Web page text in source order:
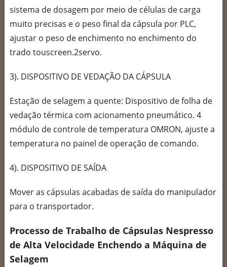
sistema de dosagem por meio de células de carga
muito precisas e o peso final da cápsula por PLC,
ajustar o peso de enchimento no enchimento do
trado touscreen.2servo.
3). DISPOSITIVO DE VEDAÇÃO DA CÁPSULA
Estação de selagem a quente: Dispositivo de folha de
vedação térmica com acionamento pneumático. 4
módulo de controle de temperatura OMRON, ajuste a
temperatura no painel de operação de comando.
4). DISPOSITIVO DE SAÍDA
Mover as cápsulas acabadas de saída do manipulador
para o transportador.
Processo de Trabalho de Cápsulas Nespresso
de Alta Velocidade Enchendo a Máquina de
Selagem